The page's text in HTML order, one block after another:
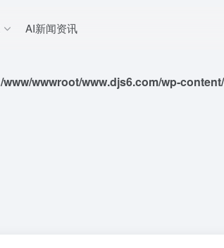
/www/wwwroot/www.djs6.com/wp-
AI新闻资讯